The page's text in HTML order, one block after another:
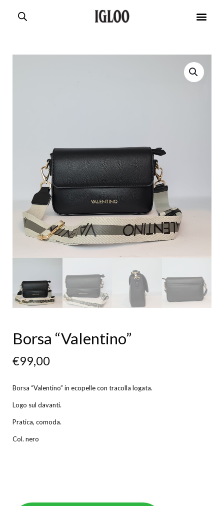
Borsa “Valentino”
€99,00
Borsa “Valentino” in ecopelle con tracolla logata.
Logo sul davanti.
Pratica, comoda.
Col. nero